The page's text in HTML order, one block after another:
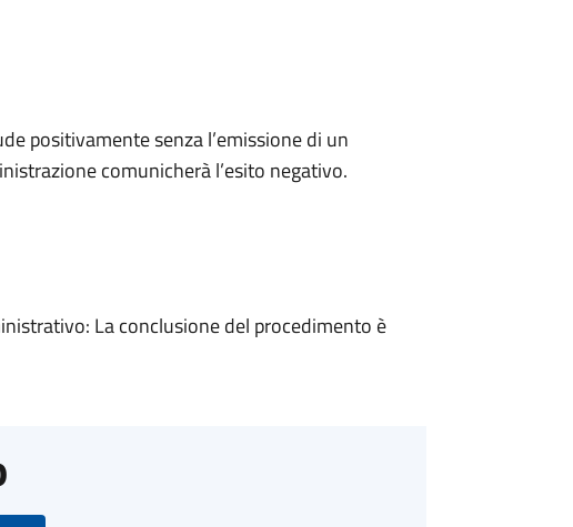
positivamente senza l’emissione di un
comunicherà l’esito negativo.
La conclusione del procedimento è